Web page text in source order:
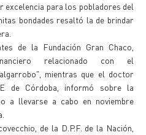
excelencia para los pobladores del
bondades resaltó la de brindar
de la Fundación Gran Chaco,
relacionado con el
mientras que el doctor
de Córdoba, informó sobre la
a llevarse a cabo en noviembre
de la D.P.F. de la Nación,